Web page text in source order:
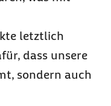
letztlich
dass unsere
sondern auch